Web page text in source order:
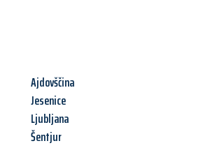
Ajdovščina
Jesenice
Ljubljana
Šentjur